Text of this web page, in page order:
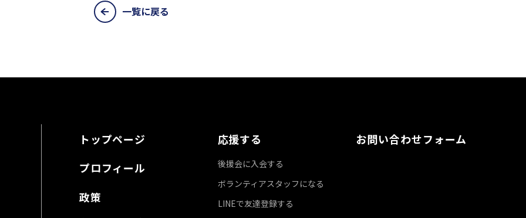
一覧に戻る
トップページ
プロフィール
政策
応援する
後援会に入会する
ボランティアスタッフになる
LINEで友達登録する
お問い合わせフォーム